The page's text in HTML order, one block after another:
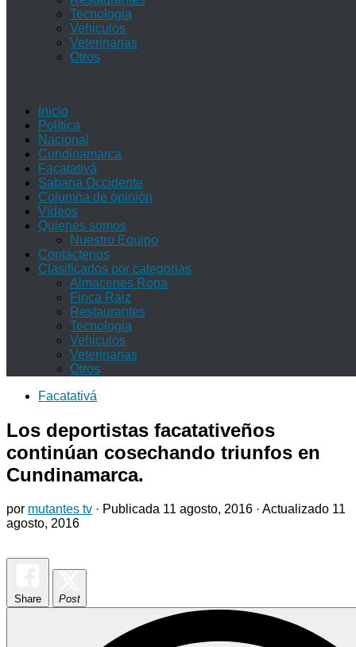
Tecnologia
Vehiculos
Veterinarias
Otros
Inicio
Política
Nacional
Cundinamarca
Facatativá
Sabana Occidente
Columna de opinión
Videos
Quienes somos
Nuestro Equipo
Contáctenos
Clasificados por categorias
Almacenes Ropa
Finca Raiz
Restaurantes
Tecnologia
Vehiculos
Veterinarias
Otros
Facatativá
Los deportistas facatativeños
continúan cosechando triunfos en
Cundinamarca.
por mutantes tv · Publicada 11 agosto, 2016 · Actualizado 11
agosto, 2016
Share Post